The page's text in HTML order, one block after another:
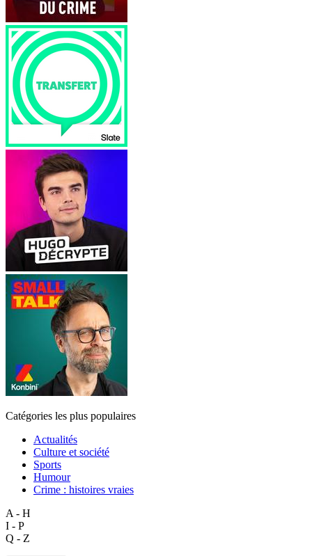
Catégories les plus populaires
Actualités
Culture et société
Sports
Humour
Crime : histoires vraies
A - H
I - P
Q - Z